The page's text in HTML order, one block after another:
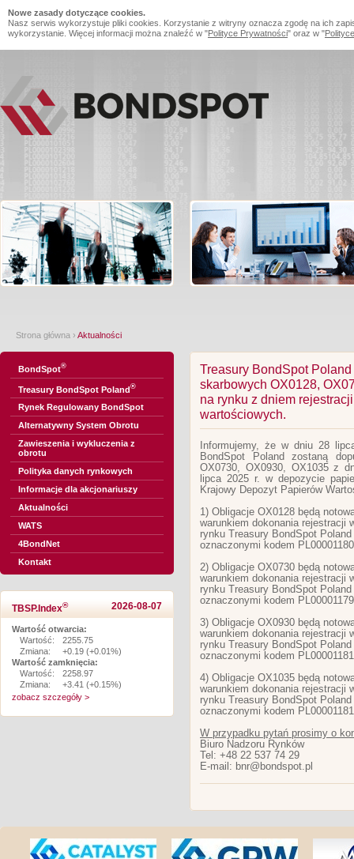
Nowe zasady dotyczące cookies.
Nasz serwis wykorzystuje pliki cookies. Korzystanie z witryny oznacza zgodę na ich
wykorzystanie. Więcej informacji można znaleźć w "Polityce Prywatności" oraz w "
Strona główna › Aktualności
BondSpot®
Treasury BondSpot Poland®
Rynek Regulowany BondSpot
Alternatywny System Obrotu
Zawieszenia i wykluczenia z
obrotu
Polityka danych rynkowych
Informacje dla akcjonariuszy
Aktualności
WATS
4BondNet
Kontakt
TBSP.Index® 2026-08-07
Wartość otwarcia:
Wartość:
2255.75
Zmiana:
+0.19 (+0.01%)
Wartość zamknięcia:
Wartość:
2258.97
Zmiana:
+3.41 (+0.15%)
zobacz szczegóły >
Treasury BondSpot
skarbowych OX0128,
na rynku z dniem
wartościowych.
Informujemy, że w dniu 28
BondSpot Poland zostaną
OX0730, OX0930, OX1035 z
lipca 2025 r. w depozycie
Krajowy Depozyt Papierów
1) Obligacje OX0128 będą
warunkiem dokonania rejestracji
rynku Treasury BondSpot
oznaczonymi kodem
2) Obligacje OX0730 będą
warunkiem dokonania rejestracji
rynku Treasury BondSpot
oznaczonymi kodem
3) Obligacje OX0930 będą
warunkiem dokonania rejestracji
rynku Treasury BondSpot
oznaczonymi kodem
4) Obligacje OX1035 będą
warunkiem dokonania rejestracji
rynku Treasury BondSpot
oznaczonymi kodem
W przypadku pytań prosimy o
Biuro Nadzoru Rynków
Tel: +48 22 537 74 29
E-mail: bnr@bondspot.pl